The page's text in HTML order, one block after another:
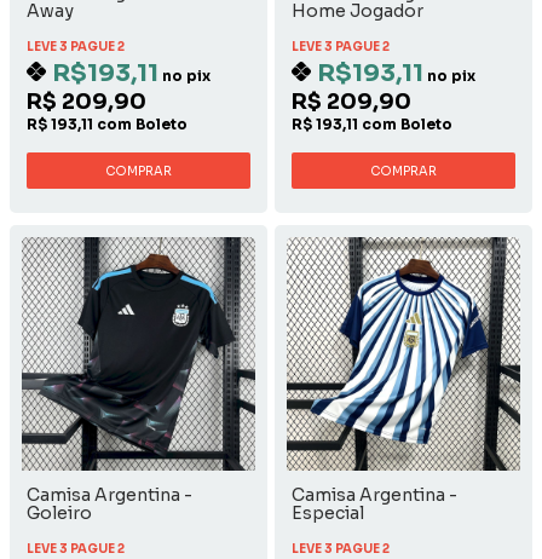
Away
LEVE 3 PAGUE 2
R$193,11 no pix
R$ 209,90
R$ 193,11 com Boleto
COMPRAR
Home Jogador
LEVE 3 PAGUE 2
R$193,11 no pix
R$ 209,90
R$ 193,11 com Boleto
COMPRAR
Camisa Argentina -
Goleiro
LEVE 3 PAGUE 2
Camisa Argentina -
Especial
LEVE 3 PAGUE 2